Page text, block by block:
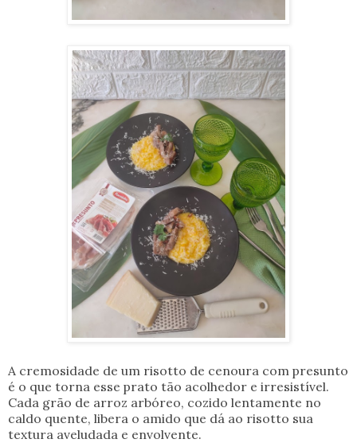
A cremosidade de um risotto de cenoura com presunto
é o que torna esse prato tão acolhedor e irresistível.
Cada grão de arroz arbóreo, cozido lentamente no
caldo quente, libera o amido que dá ao risotto sua
textura aveludada e envolvente.